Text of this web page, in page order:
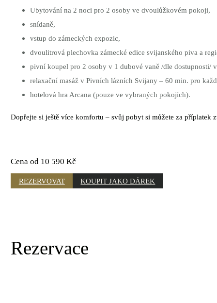
Ubytování na 2 noci pro 2 osoby ve dvoulůžkovém pokoji,
snídaně,
vstup do zámeckých expozic,
dvoulitrová plechovka zámecké edice svijanského piva a
pivní koupel pro 2 osoby v 1 dubové vaně /dle dostupnosti/
relaxační masáž v Pivních lázních Svijany – 60 min. pro
hotelová hra Arcana (pouze ve vybraných pokojích).
Dopřejte si ještě více komfortu – svůj pobyt si můžete za příplatek
Cena od 10 590 Kč
REZERVOVAT KOUPIT JAKO DÁREK
Rezervace